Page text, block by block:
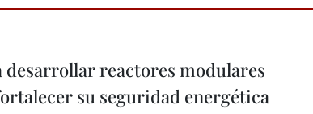
desarrollar reactores modulares
su seguridad energética